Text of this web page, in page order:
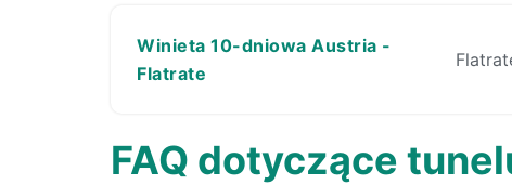
Winieta 10-dniowa Austria -
Flatrate
FAQ dotyczące